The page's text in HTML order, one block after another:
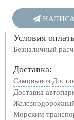
Условия
Безналичный
Доставка:
Самовывоз
Доставка
Морским